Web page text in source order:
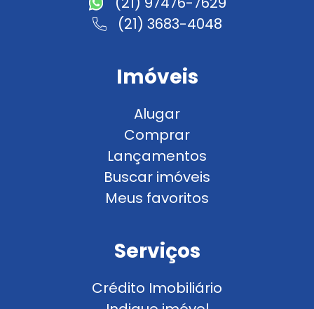
(21) 3683-4048
Imóveis
Alugar
Comprar
Lançamentos
Buscar imóveis
Meus favoritos
Serviços
Crédito Imobiliário